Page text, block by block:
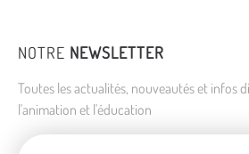
NOTRE NEWSLETTER
Toutes les actualités, nouveautés et infos
l'animation et l'éducation